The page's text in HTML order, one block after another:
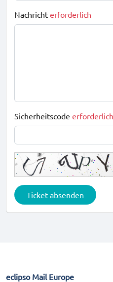
Nachricht erforderlich
Sicherheitscode erforderlich
Ticket absenden
eclipso Mail Europe